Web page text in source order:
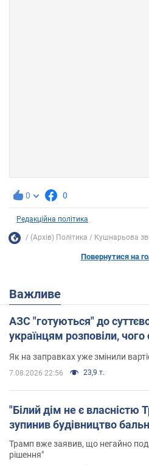
0 0
Редакційна політика
(Архів) Політика Кушнарьова
Повернутися на
Важливе
АЗС "готуються" до
українцям розповіли, чого
Як на заправках уже змінили
7.08.2026 22:56 23,9 т.
"Білий дім не є
зупинив будівництво
Трамп вже заявив, що негайно
рішення"